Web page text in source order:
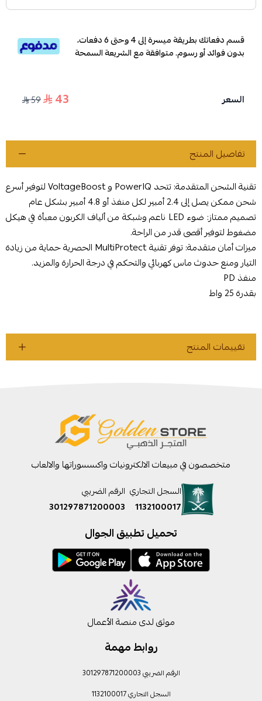
قسم دفعاتك بطريقة ميسرة إلى 4 وحتى 6 دفعات،
بدون فوائد أو رسوم. متوافقة مع الشريعة السمحة
السعر 43
59
تفاصيل المنتج
تقنية الشحن المتقدمة: تتحد PowerIQ و VoltageBoost لتوفير أسرع
شحن ممكن يصل إلى 2.4 أمبير لكل منفذ أو 4.8 أمبير بشكل عام
تصميم ممتاز: ضوء LED ناعم وشبكة من ألياف الكربون معبأة في هيكل
مضغوط لتوفير أقصى قدر من الراحة.
ميزات أمان متقدمة: توفر تقنية MultiProtect الحصرية حماية من زيادة
التيار ومنع حدوث ماس كهربائي والتحكم في درجة الحرارة والمزيد.
منفذ PD
بقدرة 25 واط
تقييمات المنتج
روابط مهمة
الرقم الضريبي 301297871200003
السجل التجاري 1132100017
متخصصون في مبيعات الالكترونيات واكسسوراتها والالعاب
السجل التجاري
1132100017
الرقم الضريبي
301297871200003
تحميل تطبيق الجوال
موثق لدى منصة الأعمال